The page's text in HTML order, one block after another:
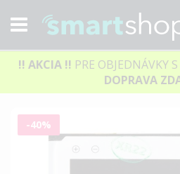
!! AKCIA !! PRE OBJEDNÁVKY
DOPRAVA
Preskočiť
-40%